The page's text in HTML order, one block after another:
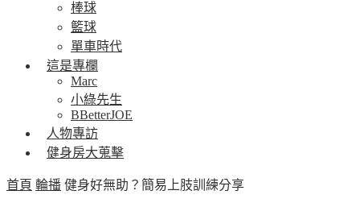
棒球
籃球
單車時代
這是專欄
Marc
小綠先生
BBetterJOE
人物專訪
健身房大蒐擊
首頁 輪播 健身好無助？簡易上肢訓練分享